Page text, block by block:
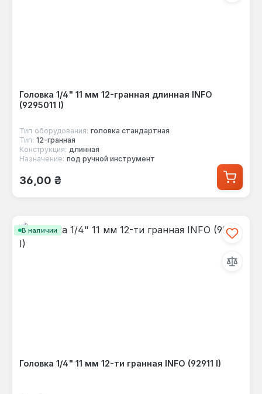
Головка 1/4" 11 мм 12-гранная длинная INFO
(9295011 I)
Тип оборудования: головка стандартная
Тип: 12-гранная
Конструкция: длинная
Назначение: под ручной инструмент
Обычная цена:
36,00 ₴
В наличии
Головка 1/4" 11 мм 12-ти гранная INFO (92911 I)